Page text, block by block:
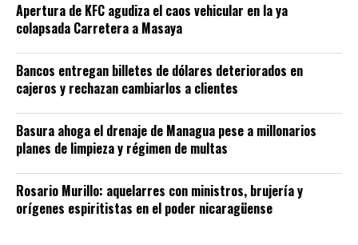
Apertura de KFC agudiza el caos vehicular en la ya
colapsada Carretera a Masaya
Bancos entregan billetes de dólares deteriorados en
cajeros y rechazan cambiarlos a clientes
Basura ahoga el drenaje de Managua pese a millonarios
planes de limpieza y régimen de multas
Rosario Murillo: aquelarres con ministros, brujería y
orígenes espiritistas en el poder nicaragüense